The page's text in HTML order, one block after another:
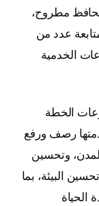
مطروح،
عدد من
الخدمية
الخطة
رصف ورفع
وتحسين
البيئة، بما
الحياة